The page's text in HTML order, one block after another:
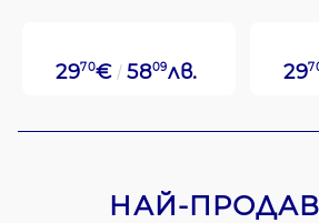
2970€ 5809лв. 29
НАЙ-